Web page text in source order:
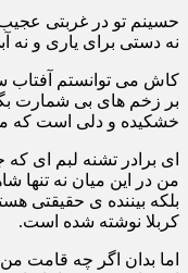
حسینم تو در غربتی
نه دستی برای یاری و نه
کاش می‌ توانستم آفتاب
بر زخم‌ های بی‌ شمارت
خشکیده و دلی است که
ای برادر تشنه لبم ای
من در این میان نه تنها
بلکه بیننده ی حقیقتی
کربلا نوشته شده است.
اما بدان اگر چه قامت